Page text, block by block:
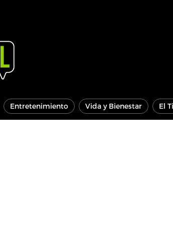
Entretenimiento Vida y Bienestar El